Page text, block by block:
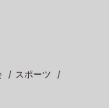
スポーツ